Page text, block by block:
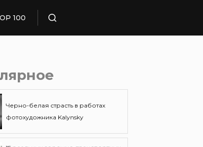
100
Черно-белая страсть в работах
фотохудожника Kalynsky